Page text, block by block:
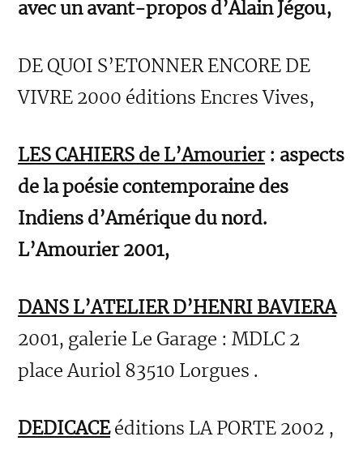
avec un avant-propos d’Alain Jégou,
DE QUOI S’ETONNER ENCORE DE
VIVRE 2000 éditions Encres Vives,
LES CAHIERS de L’Amourier: aspects
de la poésie contemporaine des
Indiens d’Amérique du nord.
L’Amourier 2001,
DANS L’ATELIER D’HENRI BAVIERA
2001, galerie Le Garage : MDLC 2
place Auriol 83510 Lorgues .
DEDICACEéditions LA PORTE 2002 ,